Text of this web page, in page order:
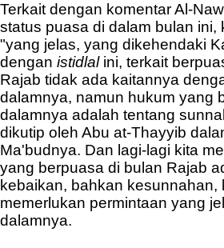
Terkait dengan komentar Al-
status puasa di dalam bulan ini,
"yang jelas, yang dikehendaki
dengan istidlalini, terkait
Rajab tidak ada kaitannya
dalamnya, namun hukum yang
dalamnya adalah tentang
dikutip oleh Abu at-Thayyib
Ma'budnya. Dan lagi-lagi kita
yang berpuasa di bulan Rajab
kebaikan, bahkan kesunnahan,
memerlukan permintaan yang
dalamnya.